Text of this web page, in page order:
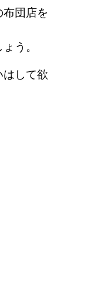
布団店を
う。
はして欲